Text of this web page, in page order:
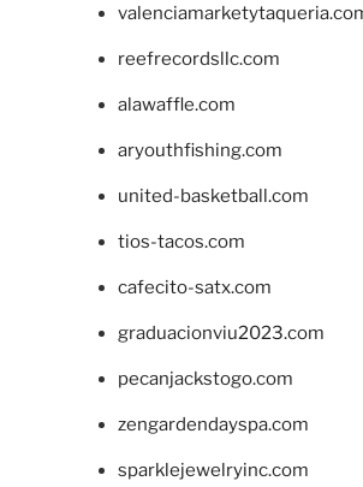
reefrecordsllc.com
alawaffle.com
aryouthfishing.com
united-basketball.com
tios-tacos.com
cafecito-satx.com
graduacionviu2023.com
pecanjackstogo.com
zengardendayspa.com
sparklejewelryinc.com